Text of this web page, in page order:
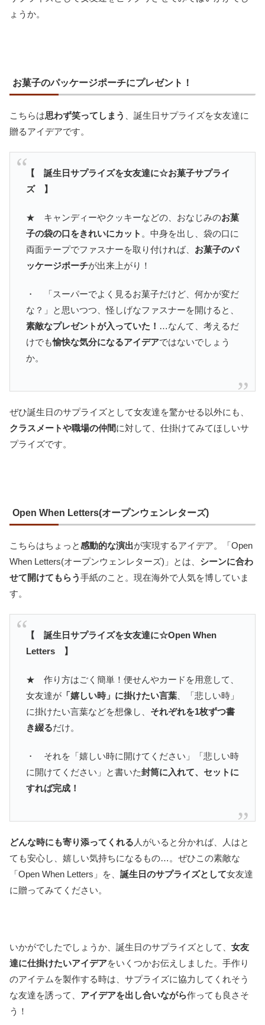
ょうか。
お菓子のパッケージポーチにプレゼント！
こちらは思わず笑ってしまう
、誕生日サプライズを女友達に
贈るアイデアです。
【 誕生日サプライズを女友達に☆お菓子サプライ
ズ 】
★ キャンディーやクッキーなどの、おなじみのお菓
子の袋の口をきれいにカット 。中身を出し、袋の口に
両面テープでファスナーを取り付ければ、 お菓子のパ
ッケージポーチが出来上がり！
・ 「スーパーでよく見るお菓子だけど、何かが変だ
な？」と思いつつ、怪しげなファスナーを開けると、
素敵なプレゼントが入っていた！ …なんて、考えるだ
けでも愉快な気分になるアイデアではないでしょう
か。
ぜひ誕生日のサプライズとして女友達を驚かせる以外にも、
クラスメートや職場の仲間に対して、仕掛けてみてほしいサ
プライズです。
Open When Letters(オープンウェンレターズ)
こちらはちょっと感動的な演出が実現するアイデア。「Open
When Letters(オープンウェンレターズ)」とは、 シーンに合わ
せて開けてもらう手紙のこと。現在海外で人気を博していま
す。
【 誕生日サプライズを女友達に☆Open When
Letters 】
★ 作り方はごく簡単！便せんやカードを用意して、
女友達が 「嬉しい時」に掛けたい言葉 、「悲しい時」
に掛けたい言葉などを想像し、 それぞれを1枚ずつ書
き綴るだけ。
・ それを「嬉しい時に開けてください」「悲しい時
に開けてください」と書いた封筒に入れて、セットに
すれば完成！
どんな時にも寄り添ってくれる 人がいると分かれば、人はと
ても安心し、嬉しい気持ちになるもの…。ぜひこの素敵な
「Open When Letters」を、 誕生日のサプライズとして女友達
に贈ってみてください。
いかがでしたでしょうか、誕生日のサプライズとして、 女友
達に仕掛けたいアイデアをいくつかお伝えしました。手作り
のアイテムを製作する時は、サプライズに協力してくれそう
な友達を誘って、 アイデアを出し合いながら作っても良さそ
う！